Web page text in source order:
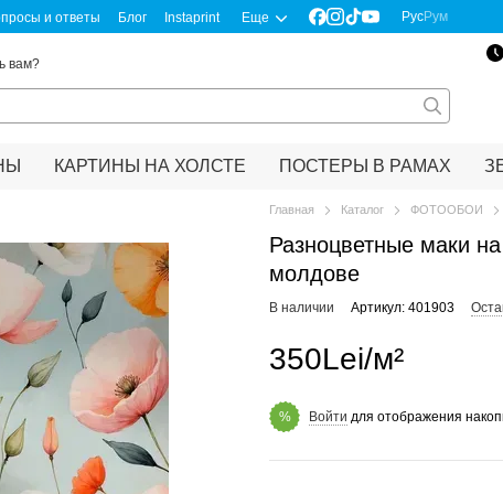
и ответы Блог Instaprint Еще РусРум
вам?
КАРТИНЫ НА ХОЛСТЕ ПОСТЕРЫ В РАМАХ
Главная Каталог ФОТООБОИ
Разноцветные маки
молдове
В наличии Артикул: 401903
350Lei/м²
% Войти для отображения